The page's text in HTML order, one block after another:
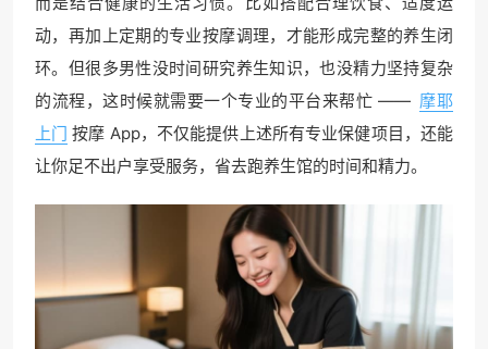
动，再加上定期的专业按摩调理，才能形成完整的养生闭
环。但很多男性没时间研究养生知识，也没精力坚持复杂
的流程，这时候就需要一个专业的平台来帮忙 —— 摩耶
上门 按摩 App，不仅能提供上述所有专业保健项目，还能
让你足不出户享受服务，省去跑养生馆的时间和精力。